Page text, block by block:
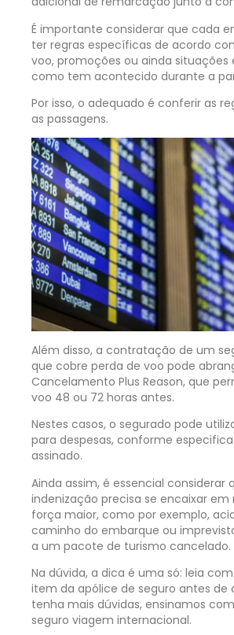
É importante considerar que cada
ter regras específicas de acordo
voo, promoções ou ainda situações
como tem acontecido durante a
Por isso, o adequado é conferir as
as passagens.
Além disso, a contratação de um
que cobre perda de voo pode
Cancelamento Plus Reason, que
voo 48 ou 72 horas antes.
Nestes casos, o segurado pode
para despesas, conforme
assinado.
Ainda assim, é essencial considerar
indenização precisa se encaixar em
força maior, como por exemplo,
caminho do embarque ou
a um pacote de turismo cancelado.
Na dúvida, a dica é uma só: leia
item da apólice de seguro antes de
tenha mais dúvidas, ensinamos
seguro viagem internacional.